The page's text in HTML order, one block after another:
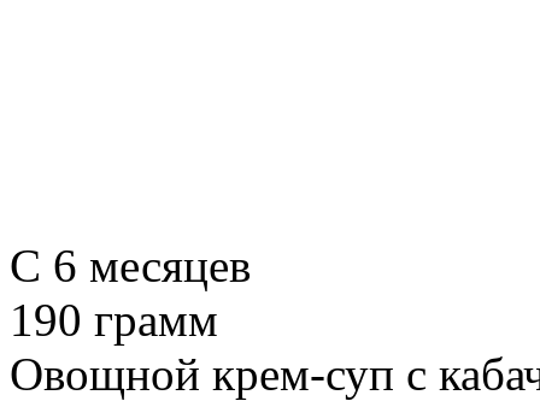
C 6 месяцев
190 грамм
Овощной крем-суп с